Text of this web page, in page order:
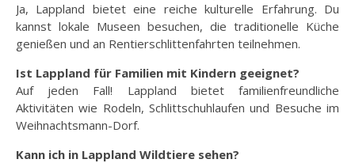
Ja, Lappland bietet eine reiche kulturelle Erfahrung. Du
kannst lokale Museen besuchen, die traditionelle Küche
genießen und an Rentierschlittenfahrten teilnehmen.
Ist Lappland für Familien mit Kindern geeignet?
Auf jeden Fall! Lappland bietet familienfreundliche
Aktivitäten wie Rodeln, Schlittschuhlaufen und Besuche im
Weihnachtsmann-Dorf.
Kann ich in Lappland Wildtiere sehen?